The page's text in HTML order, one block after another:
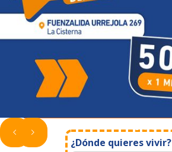
¿Dónde quieres vivir?